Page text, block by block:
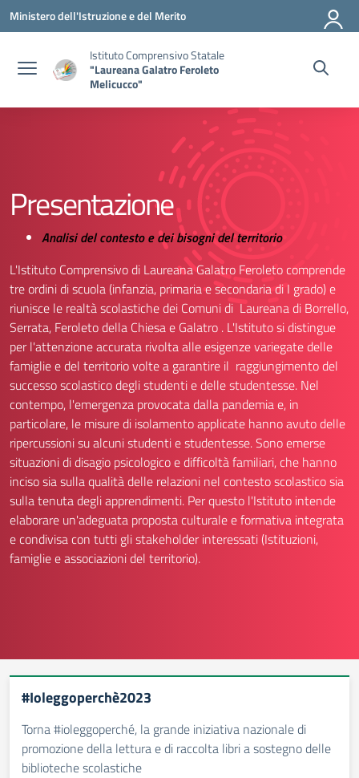
Vai ai contenuti
Vai al menu di navigazione
Vai al footer
Ministero dell'Istruzione e del Merito
Istituto Comprensivo Statale
"Laureana Galatro Feroleto
Melicucco"
Presentazione
Analisi del contesto e dei bisogni del territorio
L'Istituto Comprensivo di Laureana Galatro Feroleto comprende
tre ordini di scuola (infanzia, primaria e secondaria di I grado) e
riunisce le realtà scolastiche dei Comuni di Laureana di Borrello,
Serrata, Feroleto della Chiesa e Galatro . L'Istituto si distingue
per l'attenzione accurata rivolta alle esigenze variegate delle
famiglie e del territorio volte a garantire il raggiungimento del
successo scolastico degli studenti e delle studentesse. Nel
contempo, l'emergenza provocata dalla pandemia e, in
particolare, le misure di isolamento applicate hanno avuto delle
ripercussioni su alcuni studenti e studentesse. Sono emerse
situazioni di disagio psicologico e difficoltà familiari, che hanno
inciso sia sulla qualità delle relazioni nel contesto scolastico sia
sulla tenuta degli apprendimenti. Per questo l'Istituto intende
elaborare un'adeguata proposta culturale e formativa integrata
e condivisa con tutti gli stakeholder interessati (Istituzioni,
famiglie e associazioni del territorio).
#Ioleggoperchè2023
Torna #ioleggoperché, la grande iniziativa nazionale di
promozione della lettura e di raccolta libri a sostegno delle
biblioteche scolastiche